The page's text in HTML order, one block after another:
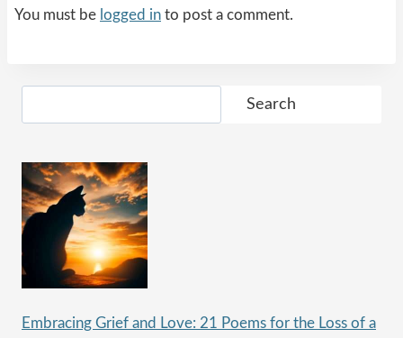
You must be logged in to post a comment.
Search
Embracing Grief and Love: 21 Poems for the Loss of a